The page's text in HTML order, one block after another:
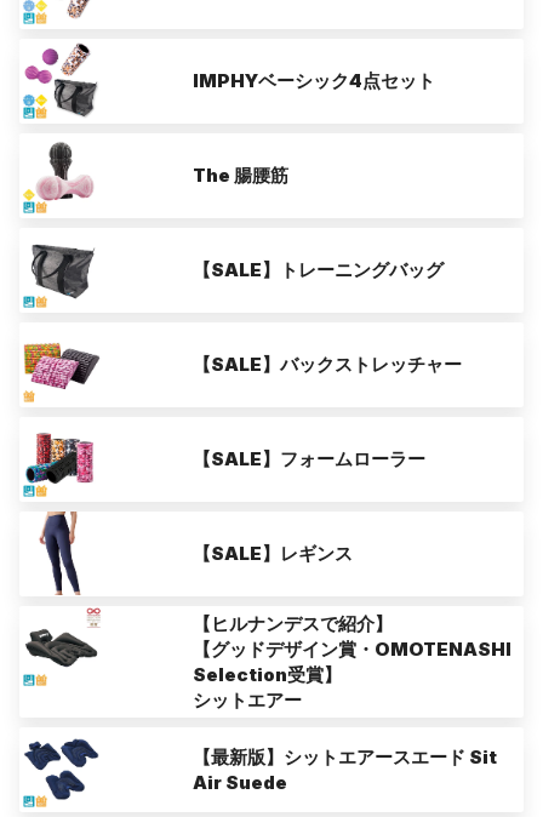
IMPHYベーシック4点セット
The 腸腰筋
【SALE】トレーニングバッグ
【SALE】バックストレッチャー
【SALE】フォームローラー
【SALE】レギンス
【ヒルナンデスで紹介】
【グッドデザイン賞・OMOTENASHI
Selection受賞】
シットエアー
【最新版】シットエアースエード Sit
Air Suede